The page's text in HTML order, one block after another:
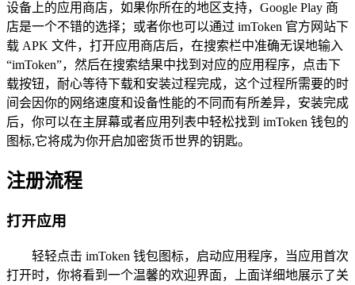
设备上的应用商店，如果你所在的地区支持，Google Play 商
店是一个不错的选择；或者你也可以通过 imToken 官方网站下
载 APK 文件，打开应用商店后，在搜索栏中准确无误地输入
“imToken”，然后在搜索结果中找到对应的应用程序，点击下
载按钮，耐心等待下载和安装过程完成，这个过程所需要的时
间会因你的网络速度和设备性能的不同而有所差异，安装完成
后，你可以在主屏幕或者应用列表中轻松找到 imToken 钱包的
图标,它将成为你开启加密货币世界的钥匙。
注册流程
打开应用
轻轻点击 imToken 钱包图标，启动应用程序，当应用首次
打开时，你将看到一个温馨的欢迎界面，上面详细地展示了关